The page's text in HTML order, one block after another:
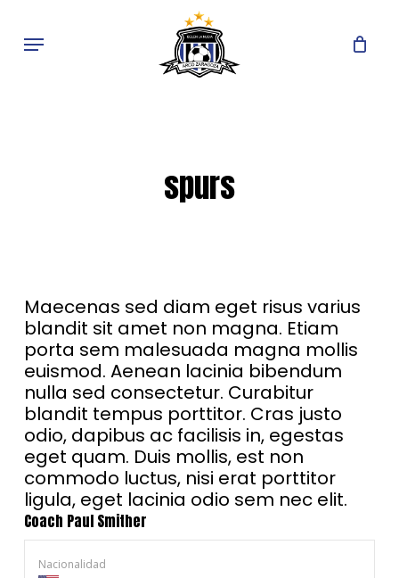
main
Menu
spurs
Maecenas sed diam eget risus varius
blandit sit amet non magna. Etiam
porta sem malesuada magna mollis
euismod. Aenean lacinia bibendum
nulla sed consectetur. Curabitur
blandit tempus porttitor. Cras justo
odio, dapibus ac facilisis in, egestas
eget quam. Duis mollis, est non
commodo luctus, nisi erat porttitor
ligula, eget lacinia odio sem nec elit.
Coach Paul Smither
Nacionalidad